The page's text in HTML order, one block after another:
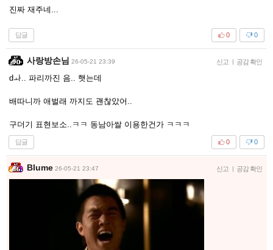
진짜 재주네...
답글 0
0
사랑방손님 26-05-21 23:39 신고 | 공감 확인
dㅘ.. 파리까진 음.. 햇는데
배따니까 애벌래 까지도 괜찮았어..
구더기 표현보소..ㅋㅋ 동남아쌀 이용한건가 ㅋㅋㅋ
답글 0
0
Blume 26-05-21 23:47 신고 | 공감 확인